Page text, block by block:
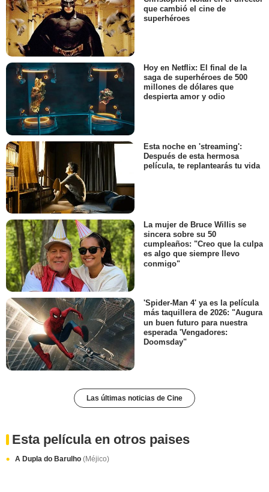
que cambió el cine de
superhéroes
Hoy en Netflix: El final de la
saga de superhéroes de 500
millones de dólares que
despierta amor y odio
Esta noche en 'streaming':
Después de esta hermosa
película, te replantearás tu vida
La mujer de Bruce Willis se
sincera sobre su 50
cumpleaños: "Creo que la culpa
es algo que siempre llevo
conmigo"
'Spider-Man 4' ya es la película
más taquillera de 2026: "Augura
un buen futuro para nuestra
esperada 'Vengadores:
Doomsday"
Las últimas noticias de Cine
Esta película en otros paises
A Dupla do Barulho (Méjico)